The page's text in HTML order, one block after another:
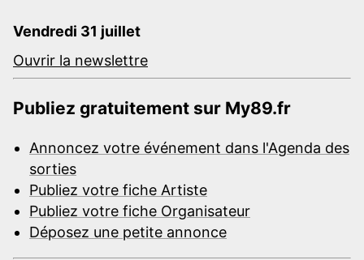
Vendredi 31 juillet
Ouvrir la newslettre
Publiez gratuitement sur My89.fr
Annoncez votre événement dans l'Agenda des
sorties
Publiez votre fiche Artiste
Publiez votre fiche Organisateur
Déposez une petite annonce